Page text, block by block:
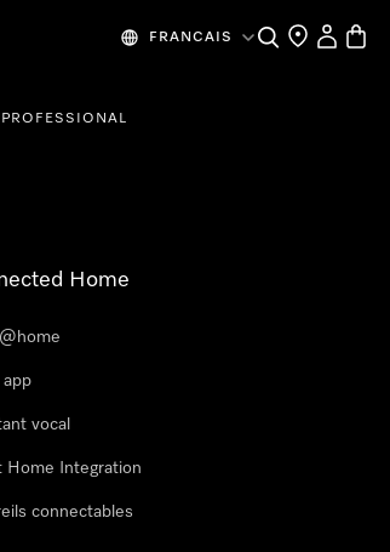
FRANCAIS Recherche
MesPanier
PROFESSIONAL
Home
app
vocal
Home Integration
connectables